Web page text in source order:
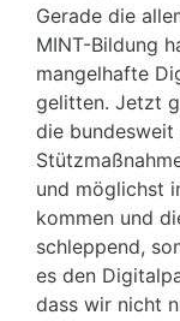
Gerade die
MINT-Bildung
mangelhafte
gelitten. Jetzt
die
und möglichst
kommen und
schleppend,
es den
dass wir nicht